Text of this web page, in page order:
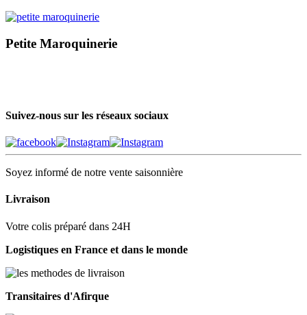
Petite Maroquinerie
Suivez-nous sur les réseaux sociaux
Soyez informé de notre vente saisonnière
Livraison
Votre colis préparé dans 24H
Logistiques en France et dans le monde
Transitaires d'Afirque